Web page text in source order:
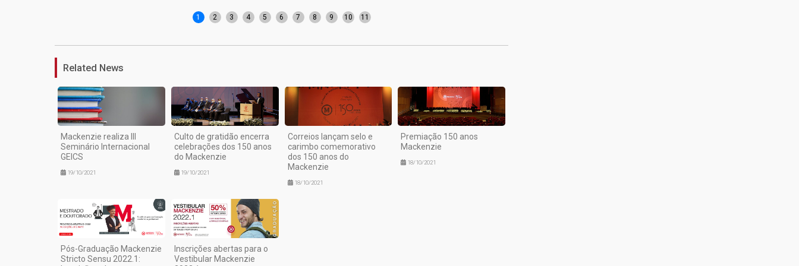
1 2 3 4 5 6 7 8 9 10 11
Related News
Mackenzie realiza III
Seminário Internacional
GEICS
19/10/2021
Culto de gratidão encerra
celebrações dos 150 anos
do Mackenzie
19/10/2021
Correios lançam selo e
carimbo comemorativo
dos 150 anos do
Mackenzie
18/10/2021
Premiação 150 anos
Mackenzie
18/10/2021
Pós-Graduação Mackenzie
Stricto Sensu 2022.1:
Inscrições abertas para o
Vestibular Mackenzie